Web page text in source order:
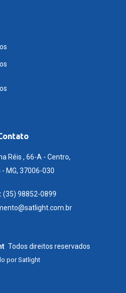
Réis , 66-A - Centro,
MG, 37006-030
(35) 98852-0899
Todos direitos reservados
porSatlight